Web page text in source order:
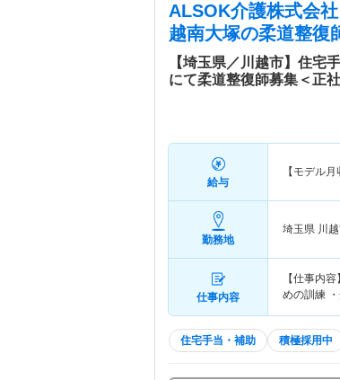
ALSOK介護株式会
越南大塚の柔道整復
【埼玉県／川越市】住
にて柔道整復師募集＜正
給与
【モデル月
勤務地
埼玉県 川
仕事内容
【仕事内
めの訓練
住宅手当・補助 積極採用中